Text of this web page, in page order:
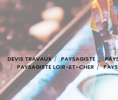
DEVIS TRAVAUX PAYSAGISTE
PAYSAGISTE LOIR-ET-CHER